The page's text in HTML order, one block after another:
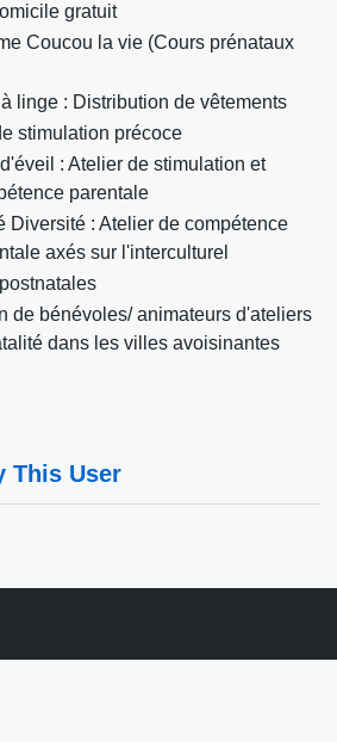
gratuit
Coucou la vie (Cours prénataux
linge : Distribution de vêtements
stimulation précoce
: Atelier de stimulation et
parentale
Diversité : Atelier de compétence
axés sur l'interculturel
de bénévoles/ animateurs d'ateliers
dans les villes avoisinantes
This User